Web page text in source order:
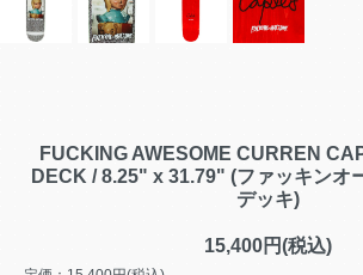
FUCKING AWESOME CURREN
DECK / 8.25" x 31.79" (ファッキン
デッキ)
15,400円(税込)